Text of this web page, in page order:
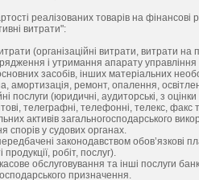
реалізованих товарів на фінансові
витрати":
(організаційні витрати, витрати
і утримання апарату
засобів, інших матеріальних
амортизація, ремонт, опалення,
послуги (юридичні, аудиторські, з
телеграфні, телефонні, телекс, факс
активів загальногосподарського
спорів у судових органах.
законодавством обов’язкові
робіт, послуг).
обслуговування та інші послуги
призначення.